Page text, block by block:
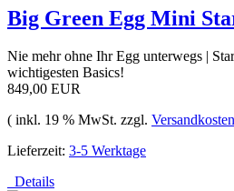
Big Green Egg Mini
Nie mehr ohne Ihr Egg unterwegs |
wichtigesten Basics!
849,00 EUR
( inkl. 19 % MwSt. zzgl. Versandkosten
Lieferzeit: 3-5 Werktage
Details